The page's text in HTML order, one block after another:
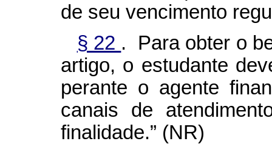
de seu vencimento
§ 22 . Para obter o
artigo, o estudante
perante o agente
canais de
finalidade.” (NR)